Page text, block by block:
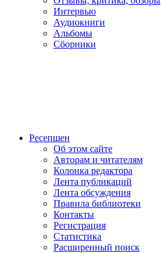
Интервью
Аудиокниги
Альбомы
Сборники
Ресепшен
Об этом сайте
Авторам и читателям
Колонка редактора
Лента публикаций
Лента обсуждения
Правила библиотеки
Контакты
Регистрация
Статистика
Расширенный поиск